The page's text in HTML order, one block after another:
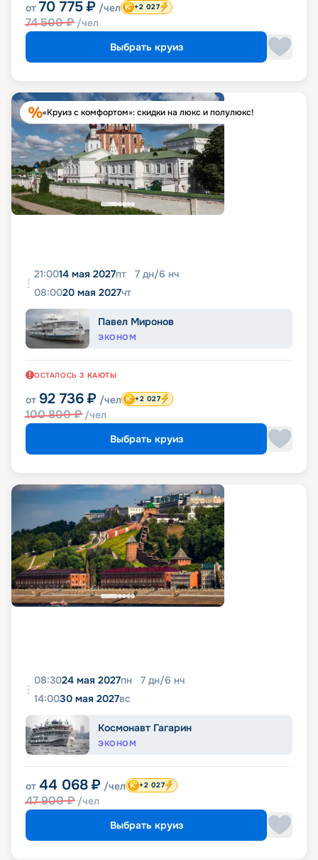
от 70 775 ₽ /чел
74 500₽ /чел
+2 027
Выбрать круиз
«Круиз с комфортом»: скидки на люкс и полулюкс!
21:0014 мая 2027пт 7 дн/6 нч
08:0020 мая 2027чт
Павел Миронов
ЭКОНОМ
ОСТАЛОСЬ 3 КАЮТЫ
от 92 736 ₽ /чел
100 800₽ /чел
+2 027
Выбрать круиз
08:3024 мая 2027пн 7 дн/6 нч
14:0030 мая 2027вс
Космонавт Гагарин
ЭКОНОМ
от 44 068 ₽ /чел
47 900₽ /чел
+2 027
Выбрать круиз